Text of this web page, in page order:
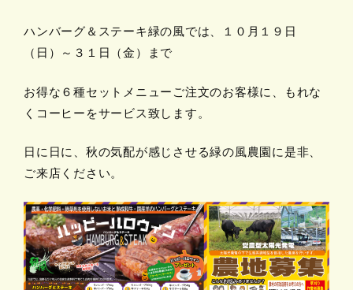
ハンバーグ＆ステーキ緑の風では、１０月１９日
（日）～３１日（金）まで
お得な６種セットメニューご注文のお客様に、もれな
くコーヒーをサービス致します。
日に日に、秋の気配が感じさせる緑の風農園に是非、
ご来店ください。